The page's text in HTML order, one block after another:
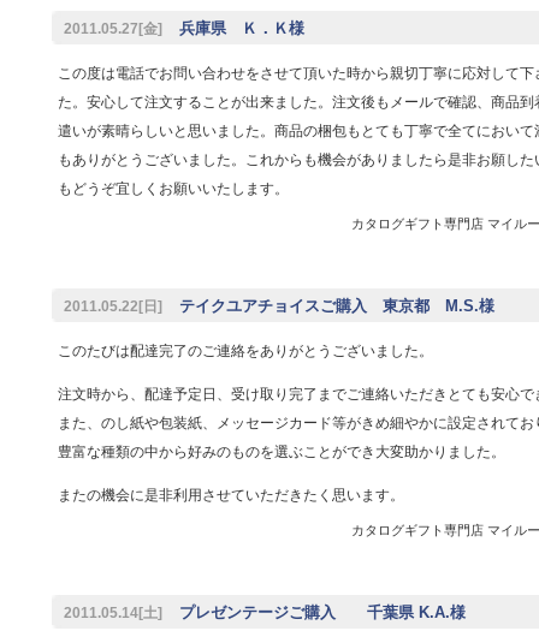
2011.05.27[金] 兵庫県 Ｋ．Ｋ様
この度は電話でお問い合わせをさせて頂いた時から親切丁寧に応対して
た。安心して注文することが出来ました。注文後もメールで確認、商品
遣いが素晴らしいと思いました。商品の梱包もとても丁寧で全てにおい
もありがとうございました。これからも機会がありましたら是非お願し
もどうぞ宜しくお願いいたします。
カタログギフト専門店 マイ
2011.05.22[日] テイクユアチョイスご購入 東京都 M.S.様
このたびは配達完了のご連絡をありがとうございました。
注文時から、配達予定日、受け取り完了までご連絡いただきとても安心で
また、のし紙や包装紙、メッセージカード等がきめ細やかに設定されてお
豊富な種類の中から好みのものを選ぶことができ大変助かりました。
またの機会に是非利用させていただきたく思います。
カタログギフト専門店 マイ
2011.05.14[土] プレゼンテージご購入 千葉県 K.A.様